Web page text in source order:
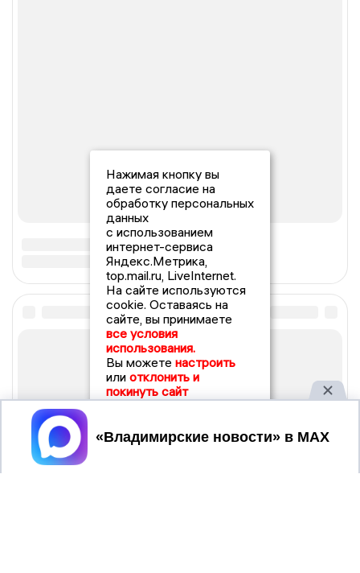
Нажимая кнопку вы
даете согласие на
обработку персональных
данных
с использованием
интернет-сервиса
Яндекс.Метрика,
top.mail.ru, LiveInternet.
На сайте используются
cookie. Оставаясь на
сайте, вы принимаете
все условия
использования.
Вы можете настроить
или отклонить и
покинуть сайт
Принять